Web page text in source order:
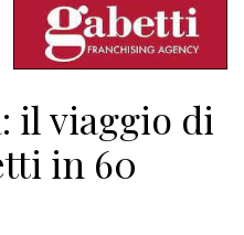
il viaggio di
in 60